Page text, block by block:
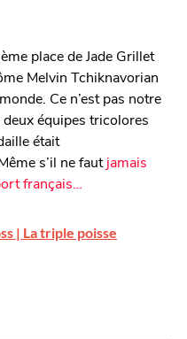
place de Jade Grillet
Melvin Tchiknavorian
Ce n’est pas notre
équipes tricolores
était
s’il ne fautjamais
français…
| La triple poisse